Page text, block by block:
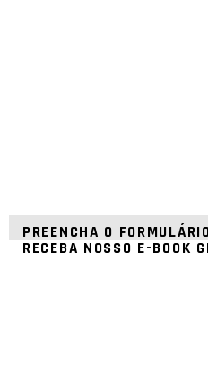
PREENCHA O
RECEBA NOSSO E-BOOK